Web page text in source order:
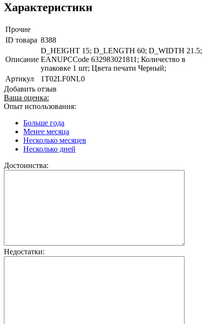
Характеристики
Прочие
ID товара 8388
Описание
D_HEIGHT 15; D_LENGTH 60; D_WIDTH 21.5;
EANUPCCode 632983021811; Количество в
упаковке 1 шт; Цвета печати Черный;
Артикул
1T02LF0NL0
Добавить отзыв
Ваша оценка:
Опыт использования:
Больше года
Менее месяца
Несколько месяцев
Несколько дней
Достоинства:
Недостатки: